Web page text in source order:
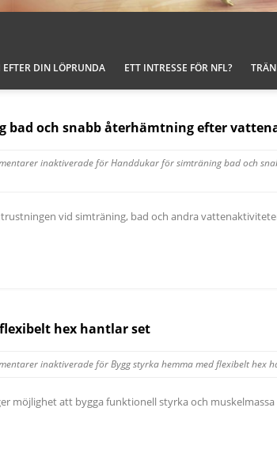
EFTER DIN LÖPRUNDA ETT INTRESSE FÖR NFL?
bad och snabb återhämtning efter
inaktiveradeför Handdukar för simträning bad och
vid simträning, bad och andra
hex hantlar set
inaktiveradeför Bygg styrka hemma med flexibelt hex
möjlighet att bygga funktionell styrka och